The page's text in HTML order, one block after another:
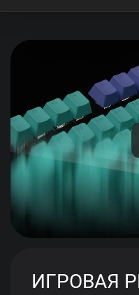
ИГРОВАЯ